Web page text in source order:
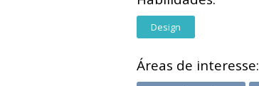
Design
Áreas de interesse: